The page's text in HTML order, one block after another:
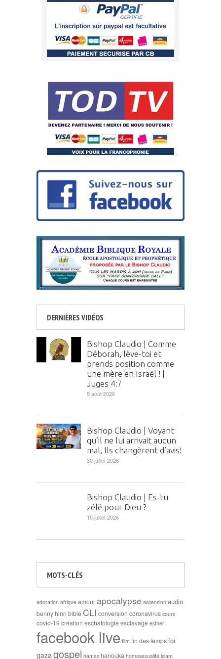
DERNIÈRES VIDÉOS
Bishop Claudio | Comme
Déborah, lève-toi et
prends position comme
une mère en Israël ! |
Juges 4:7
5 août 2026
Bishop Claudio | Voyant
qu’il ne lui arrivait aucun
mal, Ils changèrent d’avis!
30 juillet 2026
Bishop Claudio | Es-tu
zélé pour Dieu ?
15 juillet 2026
MOTS-CLÉS
adoration afrique amourapocalypse ascension audio
benny hinn bible CLI conversion coronavirus cours
covid-19création eschatologieesclavage esther
facebook live film fin des tempsfoi
gazagospel hamas hanouka homosexualité islam